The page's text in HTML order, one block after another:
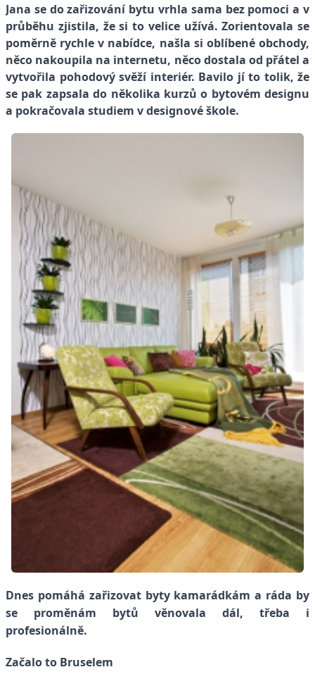
Jana se do zařizování bytu vrhla sama bez pomoci a v
průběhu zjistila, že si to velice užívá. Zorientovala se
poměrně rychle v nabídce, našla si oblíbené obchody,
něco nakoupila na internetu, něco dostala od přátel a
vytvořila pohodový svěží interiér. Bavilo jí to tolik, že
se pak zapsala do několika kurzů o bytovém designu
a pokračovala studiem v designové škole.
Dnes pomáhá zařizovat byty kamarádkám a ráda by
se proměnám bytů věnovala dál, třeba i
profesionálně.
Začalo to Bruselem